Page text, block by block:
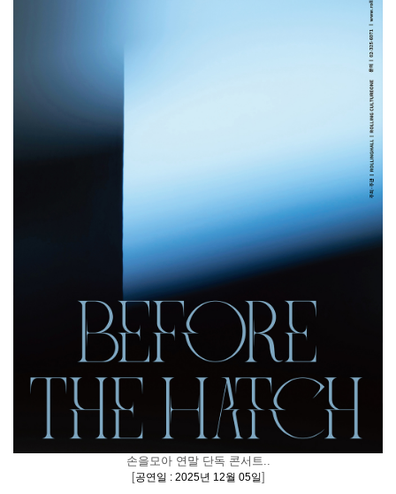
손을모아 연말 단독 콘서트..
[공연일 : 2025년 12월 05일]